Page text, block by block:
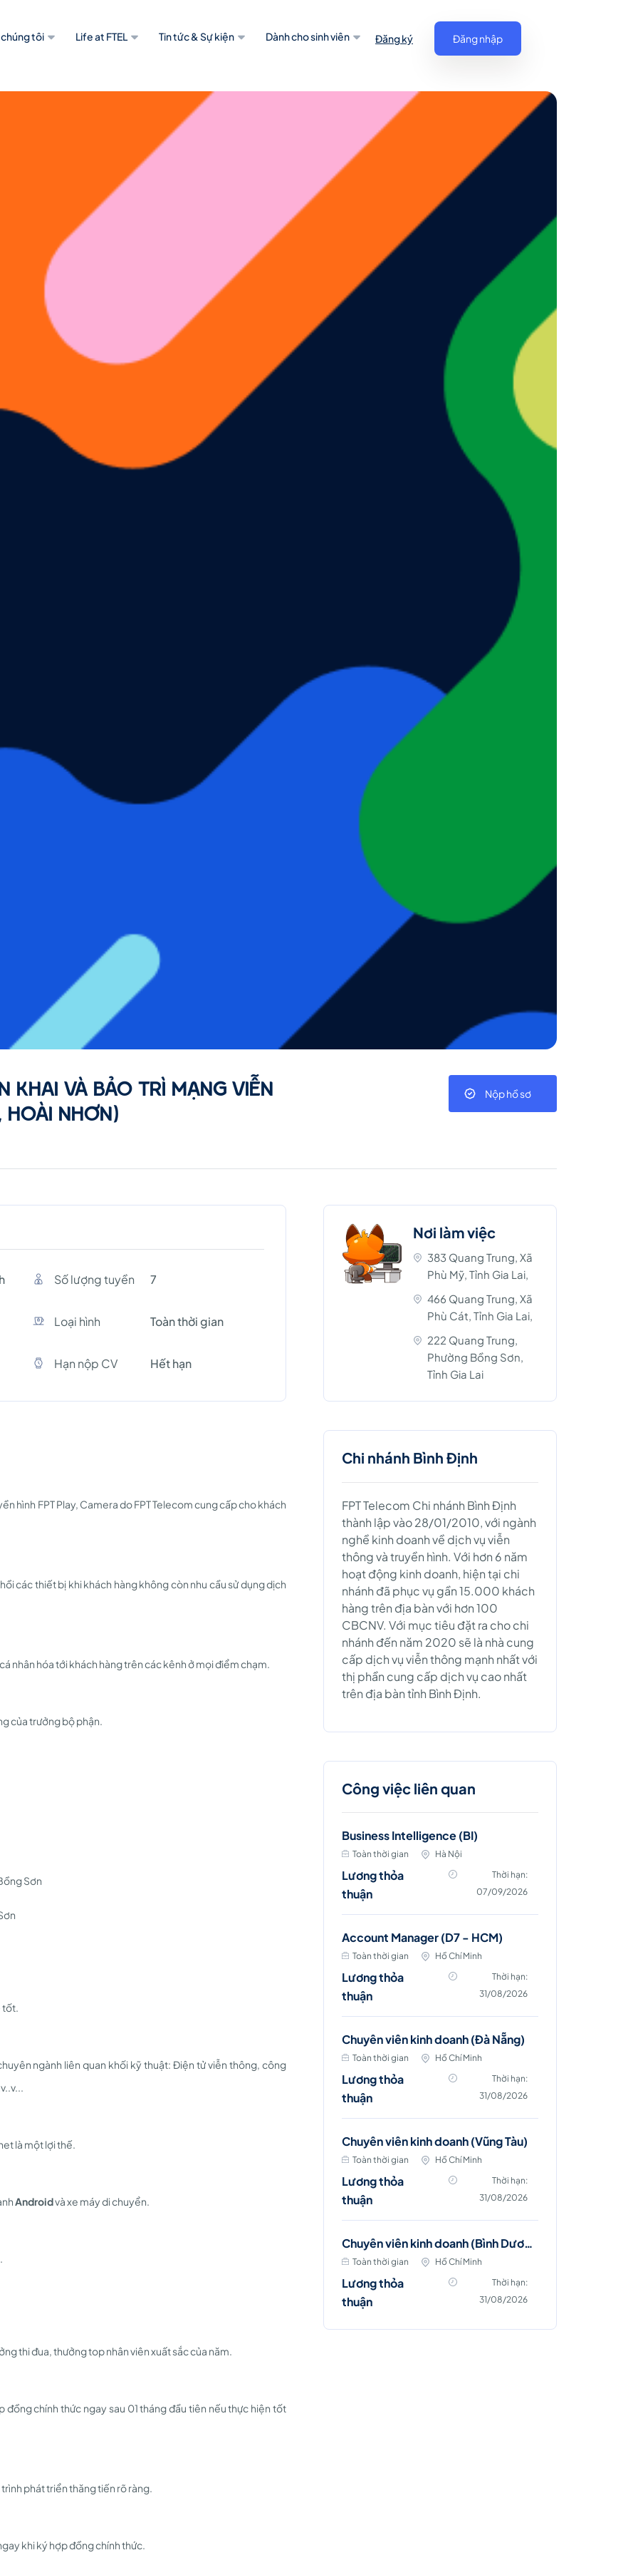
tôi Life at FTEL Tin tức & Sự kiện Dành cho sinh viên Đăng ký Đăng nhập
KHAI VÀ BẢO TRÌ MẠNG VIỄN
HOÀI NHƠN)
Nộp hồ sơ
Số lượng tuyền 7
Loại hình Toàn thời gian
Hạn nộp CV Hết hạn
hình FPT Play, Camera do FPT Telecom cung cấp cho khách
các thiết bị khi khách hàng không còn nhu cầu sử dụng dịch
nhân hóa tới khách hàng trên các kênh ở mọi điểm chạm.
của trưởng bộ phận.
Sơn
tốt.
ngành liên quan khối kỹ thuật: Điện tử viễn thông, công
là một lợi thế.
Androidvà xe máy di chuyển.
thi đua, thưởng top nhân viên xuất sắc của năm.
chính thức ngay sau 01 tháng đầu tiên nếu thực hiện tốt
phát triển thăng tiến rõ ràng.
khi ký hợp đồng chính thức.
Nơi làm việc
383 Quang Trung, Xã
Phù Mỹ, Tỉnh Gia Lai,
466 Quang Trung, Xã
Phù Cát, Tỉnh Gia Lai,
222 Quang Trung,
Phường Bồng Sơn,
Tỉnh Gia Lai
Chi nhánh Bình Định
FPT Telecom Chi nhánh Bình Định
thành lập vào 28/01/2010, với ngành
nghề kinh doanh về dịch vụ viễn
thông và truyền hình. Với hơn 6 năm
hoạt động kinh doanh, hiện tại chi
nhánh đã phục vụ gần 15.000 khách
hàng trên địa bàn với hơn 100
CBCNV. Với mục tiêu đặt ra cho chi
nhánh đến năm 2020 sẽ là nhà cung
cấp dịch vụ viễn thông mạnh nhất với
thị phần cung cấp dịch vụ cao nhất
trên địa bàn tỉnh Bình Định.
Công việc liên quan
Business Intelligence (BI)
Toàn thời gian Hà Nội
Lương thỏa
thuận
Thời hạn:
07/09/2026
Account Manager (D7 - HCM)
Toàn thời gian Hồ Chí Minh
Lương thỏa
thuận
Thời hạn:
31/08/2026
Chuyên viên kinh doanh (Đà Nẵng)
Toàn thời gian Hồ Chí Minh
Lương thỏa
thuận
Thời hạn:
31/08/2026
Chuyên viên kinh doanh (Vũng Tàu)
Toàn thời gian Hồ Chí Minh
Lương thỏa
thuận
Thời hạn:
31/08/2026
Chuyên viên kinh doanh (Bình Dương)
Toàn thời gian Hồ Chí Minh
Lương thỏa
thuận
Thời hạn:
31/08/2026